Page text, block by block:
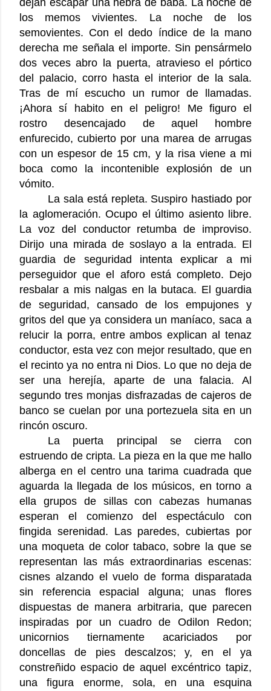
dejan escapar una hebra de baba. La noche de
los memos vivientes. La noche de los
semovientes. Con el dedo índice de la mano
derecha me señala el importe. Sin pensármelo
dos veces abro la puerta, atravieso el pórtico
del palacio, corro hasta el interior de la sala.
Tras de mí escucho un rumor de llamadas.
¡Ahora sí habito en el peligro! Me figuro el
rostro desencajado de aquel hombre
enfurecido, cubierto por una marea de arrugas
con un espesor de 15 cm, y la risa viene a mi
boca como la incontenible explosión de un
vómito.
La sala está repleta. Suspiro hastiado por
la aglomeración. Ocupo el último asiento libre.
La voz del conductor retumba de improviso.
Dirijo una mirada de soslayo a la entrada. El
guardia de seguridad intenta explicar a mi
perseguidor que el aforo está completo. Dejo
resbalar a mis nalgas en la butaca. El guardia
de seguridad, cansado de los empujones y
gritos del que ya considera un maníaco, saca a
relucir la porra, entre ambos explican al tenaz
conductor, esta vez con mejor resultado, que en
el recinto ya no entra ni Dios. Lo que no deja de
ser una herejía, aparte de una falacia. Al
segundo tres monjas disfrazadas de cajeros de
banco se cuelan por una portezuela sita en un
rincón oscuro.
La puerta principal se cierra con
estruendo de cripta. La pieza en la que me hallo
alberga en el centro una tarima cuadrada que
aguarda la llegada de los músicos, en torno a
ella grupos de sillas con cabezas humanas
esperan el comienzo del espectáculo con
fingida serenidad. Las paredes, cubiertas por
una moqueta de color tabaco, sobre la que se
representan las más extraordinarias escenas:
cisnes alzando el vuelo de forma disparatada
sin referencia espacial alguna; unas flores
dispuestas de manera arbitraria, que parecen
inspiradas por un cuadro de Odilon Redon;
unicornios tiernamente acariciados por
doncellas de pies descalzos; y, en el ya
constreñido espacio de aquel excéntrico tapiz,
una figura enorme, sola, en una esquina